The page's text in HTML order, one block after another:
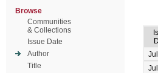
Browse
Communities
& Collections
Issue Date
Author
Title